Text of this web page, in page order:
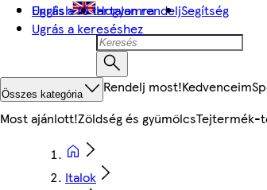
Ugrás a fő tartalomra
Ugrás a kereséshez
English Hogyan rendeljSegítség
Összes kategória Rendelj most!Kedvenceim
Most ajánlott!Zöldség és gyümölcsTejtermék-
Italok